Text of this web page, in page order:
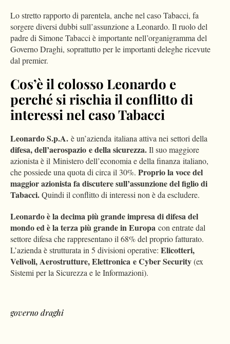
Lo stretto rapporto di parentela, anche nel caso Tabacci, fa
sorgere diversi dubbi sull’assunzione a Leonardo. Il ruolo del
padre di Simone Tabacci è importante nell’organigramma del
Governo Draghi, soprattutto per le importanti deleghe ricevute
dal premier.
Cos’è il colosso Leonardo e
perché si rischia il conflitto di
interessi nel caso Tabacci
Leonardo S.p.A. è un’azienda italiana attiva nei settori della
difesa, dell’aerospazio e della sicurezza.Il suo maggiore
azionista è il Ministero dell’economia e della finanza italiano,
che possiede una quota di circa il 30%. Proprio la voce del
maggior azionista fa discutere sull’assunzione del figlio di
Tabacci.Quindi il conflitto di interessi non è da escludere.
Leonardo è la decima più grande impresa di difesa del
mondo ed è la terza più grande in Europa con entrate dal
settore difesa che rappresentano il 68% del proprio fatturato.
L’azienda è strutturata in 5 divisioni operative: Elicotteri,
Velivoli, Aerostrutture, Elettronica e Cyber Security(ex
Sistemi per la Sicurezza e le Informazioni).
governo draghi